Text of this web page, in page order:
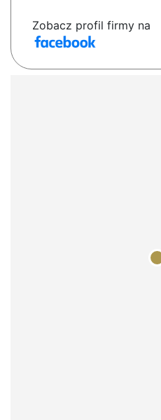
Zobacz profil firmy na